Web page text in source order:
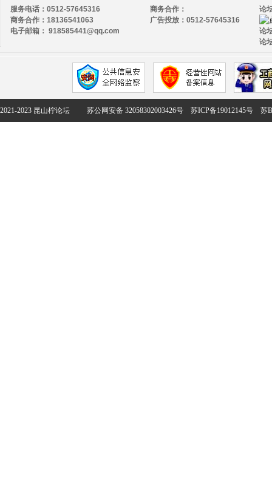
服务电话：0512-57645316
商务合作：18136541063
电子邮箱： 918585441@qq.com
论
论
论
商务合作：
广告投放：0512-57645316
2021-2023 昆山柠论坛 苏公网安备 32058302003426号 苏ICP备19012145号 苏